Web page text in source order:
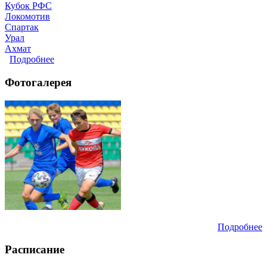
Кубок РФС
Локомотив
Спартак
Урал
Ахмат
Подробнее
Фотогалерея
Подробнее
Расписание